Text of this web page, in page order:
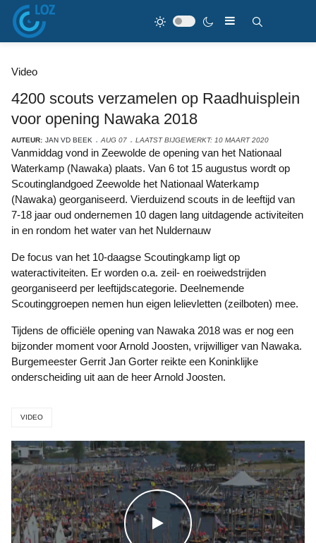
Video
4200 scouts verzamelen op Raadhuisplein
voor opening Nawaka 2018
AUTEUR: JAN VD BEEK AUG 07 LAATST BIJGEWERKT: 10 MAART 2020
Vanmiddag vond in Zeewolde de opening van het Nationaal
Waterkamp (Nawaka) plaats. Van 6 tot 15 augustus wordt op
Scoutinglandgoed Zeewolde het Nationaal Waterkamp
(Nawaka) georganiseerd. Vierduizend scouts in de leeftijd van
7-18 jaar oud ondernemen 10 dagen lang uitdagende activiteiten
in en rondom het water van het Nuldernauw
De focus van het 10-daagse Scoutingkamp ligt op
wateractiviteiten. Er worden o.a. zeil- en roeiwedstrijden
georganiseerd per leeftijdscategorie. Deelnemende
Scoutinggroepen nemen hun eigen lelievletten (zeilboten) mee.
Tijdens de officiële opening van Nawaka 2018 was er nog een
bijzonder moment voor Arnold Joosten, vrijwilliger van Nawaka.
Burgemeester Gerrit Jan Gorter reikte een Koninklijke
onderscheiding uit aan de heer Arnold Joosten.
VIDEO
WATCH THE VIDEO